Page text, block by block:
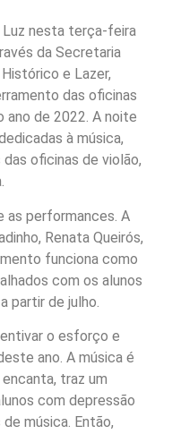
Luz nesta terça-feira
da Secretaria
e Lazer,
das oficinas
ano de 2022. A noite
à música,
oficinas de violão,
as performances. A
Renata Queirós,
funciona como
com os alunos
partir de julho.
o esforço e
ano. A música é
traz um
com depressão
música. Então,